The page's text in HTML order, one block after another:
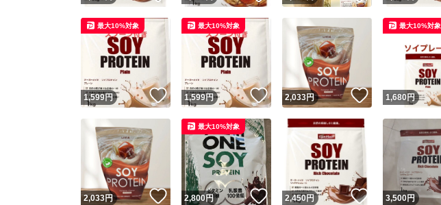
1,599円 いいね！
最大10%対象
1,599円 いいね！
最大10%対象
2,033円 いいね！
1,680 円
最大10%対象
2,033円 いいね！
2,800円 いいね！
最大10%対象
2,450円 いいね！
3,500円